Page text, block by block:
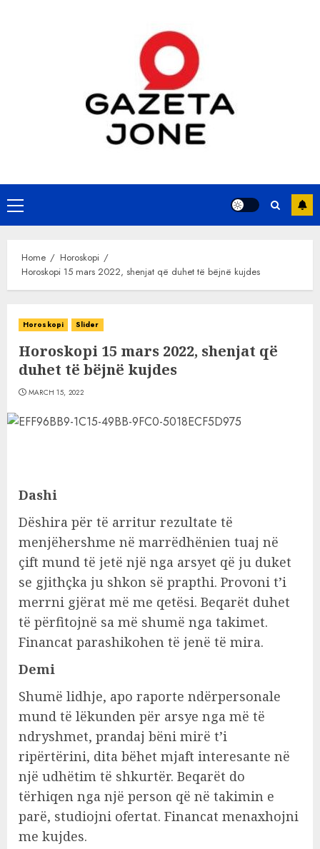
Primary
Menu
Home
Horoskopi
Horoskopi 15 mars 2022, shenjat që duhet të bëjnë kujdes
Horoskopi Slider
Horoskopi 15 mars 2022, shenjat që
duhet të bëjnë kujdes
MARCH 15, 2022
Dashi
Dëshira për të arritur rezultate të
menjëhershme në marrëdhënien tuaj në
çift mund të jetë një nga arsyet që ju duket
se gjithçka ju shkon së prapthi. Provoni t’i
merrni gjërat më me qetësi. Beqarët duhet
të përfitojnë sa më shumë nga takimet.
Financat parashikohen të jenë të mira.
Demi
Shumë lidhje, apo raporte ndërpersonale
mund të lëkunden për arsye nga më të
ndryshmet, prandaj bëni mirë t’i
ripërtërini, dita bëhet mjaft interesante në
një udhëtim të shkurtër. Beqarët do
tërhiqen nga një person që në takimin e
parë, studiojni ofertat. Financat menaxhojni
me kujdes.